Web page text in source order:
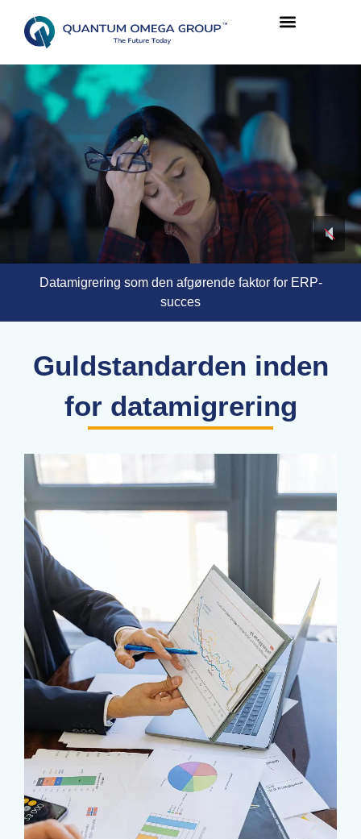
Datamigrering som den afgørende faktor for ERP-
succes
Guldstandarden inden
for datamigrering